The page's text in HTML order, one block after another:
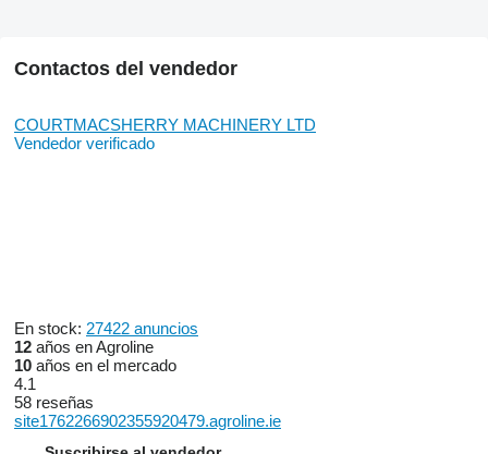
Contactos del vendedor
COURTMACSHERRY MACHINERY LTD
Vendedor verificado
En stock: 27422 anuncios
12 años en Agroline
10 años en el mercado
4.1
58 reseñas
site1762266902355920479.agroline.ie